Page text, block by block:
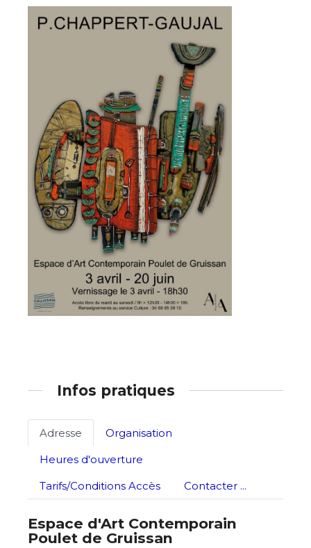
Nom
Prénom
Statut / Organisation
J'accepte lestermes et conditions
* Champ obligatoire
Adresse email*
* Champ obligatoire
Infos pratiques
Adresse
Organisation
Heures d'ouverture
Tarifs/Conditions Accès
Contacter ...
Espace d'Art Contemporain
Poulet de Gruissan